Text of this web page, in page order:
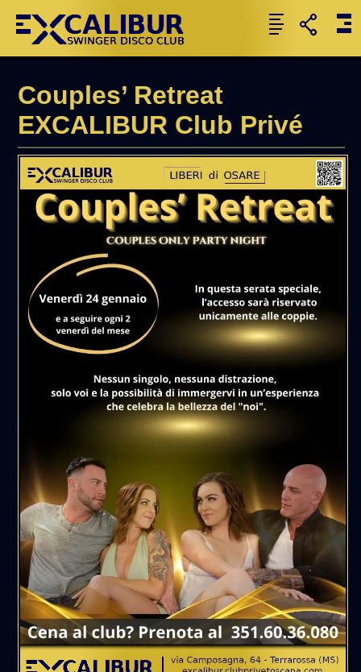
Couples’ Retreat
EXCALIBUR Club Privé